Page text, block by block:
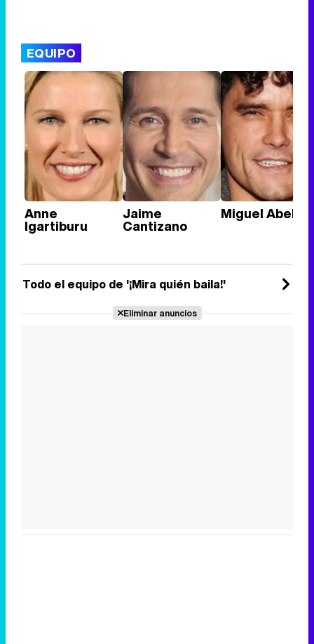
EQUIPO
Anne
Igartiburu
Jaime
Cantizano
Miguel Abellán
Todo el equipo de '¡Mira quién baila!'
Eliminar anuncios